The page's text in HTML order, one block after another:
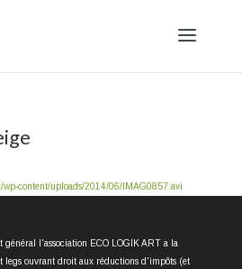
wp-content/uploads/2014/06/IMAG0857.avi
général l'association ECO LOGIK ART a la
legs ouvrant droit aux réductions d'impôts (et